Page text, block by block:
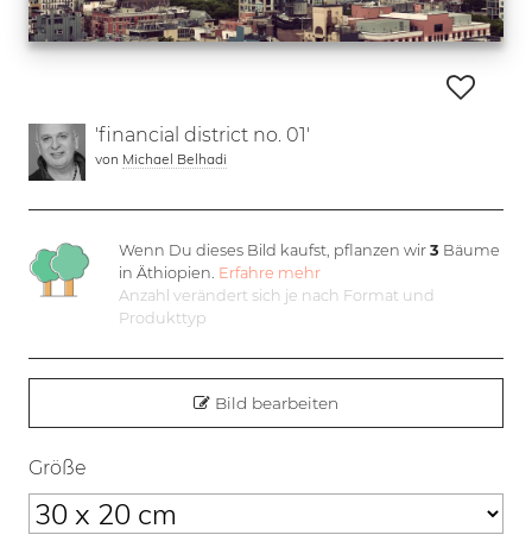
'financial district no. 01'
von Michael Belhadi
Wenn Du dieses Bild kaufst, pflanzen wir3 Bäume
in Äthiopien. Erfahre mehr
Anzahl verändert sich je nach Format und
Produkttyp
Bild bearbeiten
Größe